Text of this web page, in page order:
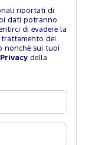
riportati di
dati potranno
di evadere la
dei
nonchè sui tuoi
della